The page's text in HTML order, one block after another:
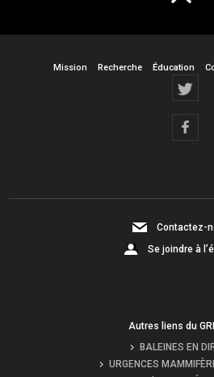
Mission Recherche Éducation
Contactez-
Se joindre à
Autres liens du
BALEINES EN
URGENCES